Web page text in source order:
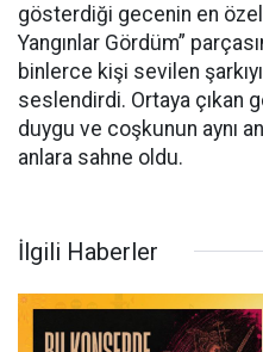
gösterdiği gecenin en özel
Yangınlar Gördüm”
binlerce kişi sevilen
seslendirdi. Ortaya çıkan
duygu ve coşkunun aynı
anlara sahne oldu.
İlgili Haberler